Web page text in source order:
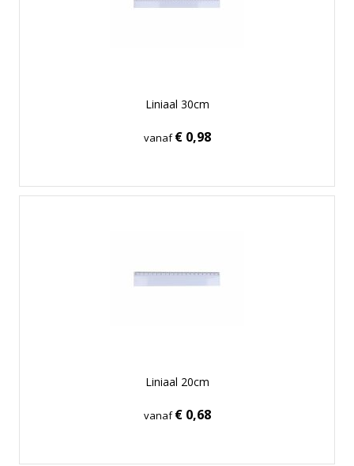
Liniaal 30cm
vanaf€ 0,98
Liniaal 20cm
vanaf€ 0,68